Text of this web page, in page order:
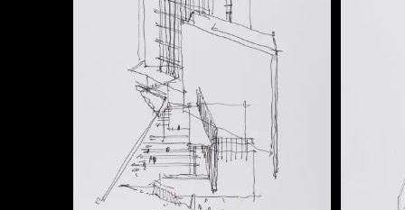
进一步筛选
关于M+藏品